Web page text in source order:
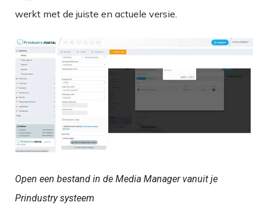
werkt met de juiste en actuele versie.
Open een bestand in de Media Manager vanuit je
Prindustry systeem